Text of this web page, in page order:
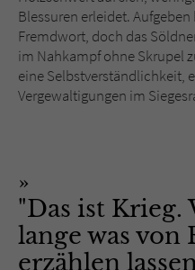
Blessuren erleidet.
Fremdwort, doch das
im Nahkampf ohne Skrupel
eine Selbstverständlichkeit,
Vergewaltigungen im
"Das ist
lange was
erzählen